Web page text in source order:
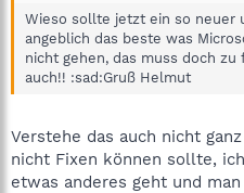
Wieso sollte jetzt ein so neuer
angeblich das beste was
nicht gehen, das muss doch
auch!! :sad:Gruß Helmut
Verstehe das auch nicht
nicht Fixen können sollte,
etwas anderes geht und